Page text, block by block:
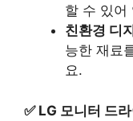
할 수 있어
친환경 디
능한 재료
요.
✅ LG 모니터 드